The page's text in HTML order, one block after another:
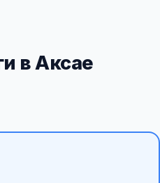
в Аксае